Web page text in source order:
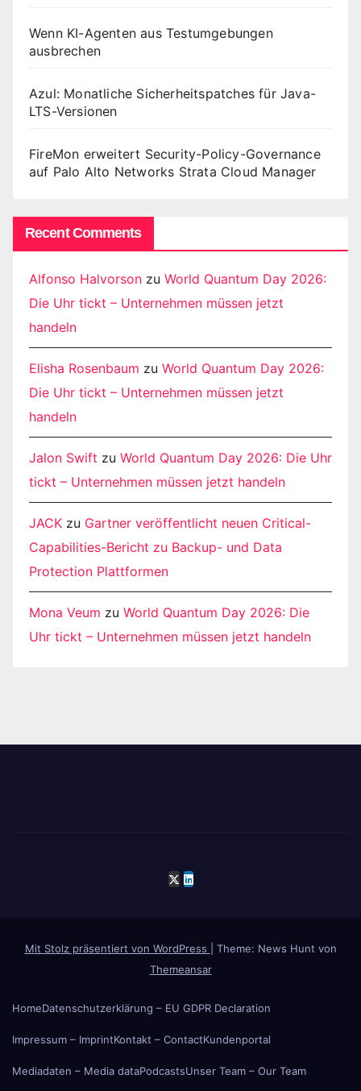
Wenn KI-Agenten aus Testumgebungen
ausbrechen
Azul: Monatliche Sicherheitspatches für Java-
LTS-Versionen
FireMon erweitert Security-Policy-Governance
auf Palo Alto Networks Strata Cloud Manager
Recent Comments
Alfonso Halvorson zu World Quantum Day 2026:
Die Uhr tickt – Unternehmen müssen jetzt
handeln
Elisha Rosenbaum zu World Quantum Day 2026:
Die Uhr tickt – Unternehmen müssen jetzt
handeln
Jalon Swift zu World Quantum Day 2026: Die Uhr
tickt – Unternehmen müssen jetzt handeln
JACK zu Gartner veröffentlicht neuen Critical-
Capabilities-Bericht zu Backup- und Data
Protection Plattformen
Mona Veum zu World Quantum Day 2026: Die
Uhr tickt – Unternehmen müssen jetzt handeln
Mit Stolz präsentiert von WordPress
Theme: News Hunt von
Themeansar
HomeDatenschutzerklärung – EU GDPR Declaration
Impressum – ImprintKontakt – ContactKundenportal
Mediadaten – Media dataPodcastsUnser Team – Our Team